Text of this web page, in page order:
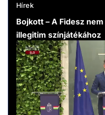
Hírek
Bojkott – A Fidesz
illegitim színjátékához